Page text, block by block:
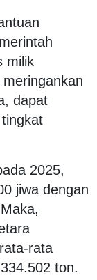
milik
dapat
2025,
jiwa dengan
rata
ton.